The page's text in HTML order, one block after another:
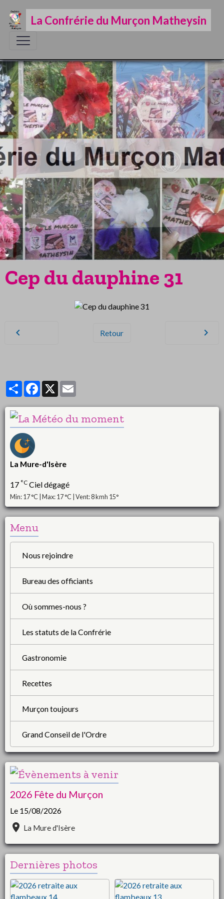
La Confrérie du Murçon Matheysin
Cep du dauphine 31
Retour
PartagerFacebook
X
La Mure-d'Isère
17 °C Ciel dégagé
Min: 17 °C | Max: 17 °C | Vent: 8 kmh 15°
Menu
Nous rejoindre
Bureau des officiants
Où sommes-nous ?
Les statuts de la Confrérie
Gastronomie
Recettes
Murçon toujours
Grand Conseil de l'Ordre
2026 Fête du Murçon
Le 15/08/2026
La Mure d'Isère
Dernières photos